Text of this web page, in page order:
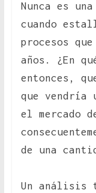
Nunca es
cuando
procesos
años. ¿En
entonces,
que vendría
el mercado
de una
Un análisis